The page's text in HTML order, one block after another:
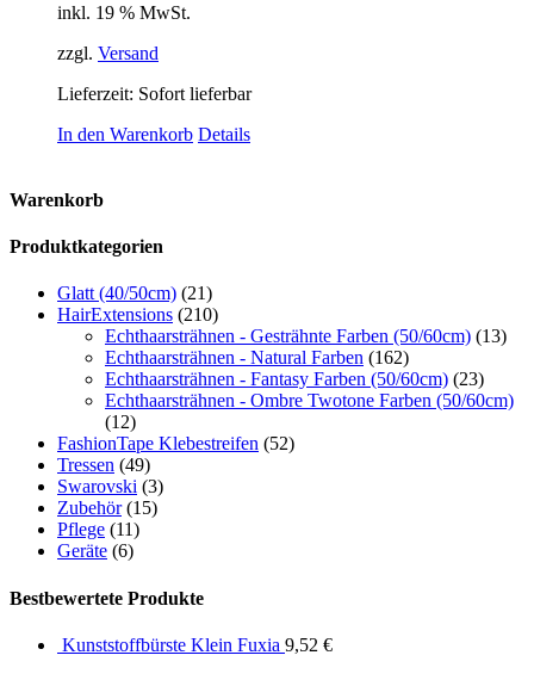
inkl. 19 % MwSt.
zzgl. Versand
Lieferzeit: Sofort lieferbar
In den Warenkorb Details
Warenkorb
Produktkategorien
Glatt (40/50cm) (21)
HairExtensions (210)
Echthaarsträhnen - Gesträhnte Farben (50/60cm) (13)
Echthaarsträhnen - Natural Farben (162)
Echthaarsträhnen - Fantasy Farben (50/60cm) (23)
Echthaarsträhnen - Ombre Twotone Farben (50/60cm)
(12)
FashionTape Klebestreifen (52)
Tressen (49)
Swarovski (3)
Zubehör (15)
Pflege (11)
Geräte (6)
Bestbewertete Produkte
Kunststoffbürste Klein Fuxia 9,52 €